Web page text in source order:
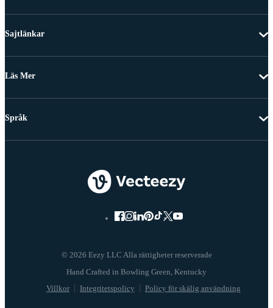
Sajtlänkar
Läs Mer
© 2026 Eezy LLC Alla rättigheter reserverade
Villkor Integritetspolicy Policy för skälig användning
Språk